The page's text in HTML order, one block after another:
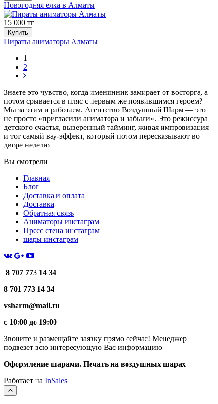
Новогодняя елка в Алматы
15 000 тг
Купить
Пираты аниматоры Алматы
1
2
Знаете это чувство, когда именинник замирает от восторга, а
потом срывается в пляс с первым же появившимся героем?
Мы за этим и работаем. Агентство Воздушный Шарм — это
не просто «пригласили аниматора и забыли». Это режиссура
детского счастья, выверенный тайминг, живая импровизация
и тот самый вау-эффект, который потом пересказывают во
дворе неделю.
Вы смотрели
Главная
Блог
Доставка и оплата
Доставка
Обратная связь
Аниматоры инстаграм
Пресс стена инстаграм
шары инстаграм
8 707 773 14 34
8 701 773 14 34
vsharm@mail.ru
c 10:00 до 19:00
Звоните и размещайте заявку прямо сейчас! Менеджер
подвезет всю интересующую Вас информацию
Оформление шарами. Печать на воздушных шарах
Работает на InSales